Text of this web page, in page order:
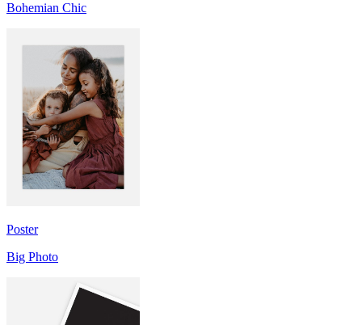
Bohemian Chic
Poster
Big Photo